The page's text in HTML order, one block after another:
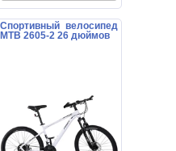
Спортивный велосипед
MTB 2605-2 26 дюймов